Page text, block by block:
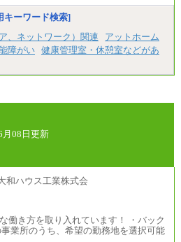
】
～
も給与変更なし
キーワード検索]
、ネットワーク）関連
アットホーム
障がい 健康管理室・休憩室などがあ
月08日更新
働き方を取り入れています！ ・バック
業所のうち、希望の勤務地を選択可能